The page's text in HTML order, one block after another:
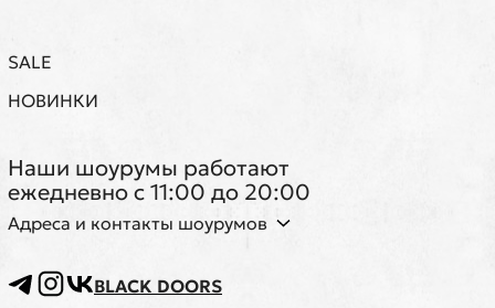
SALE
НОВИНКИ
Наши шоурумы работают
ежедневно с 11:00 до 20:00
Адреса и контакты шоурумов
BLACK DOORS